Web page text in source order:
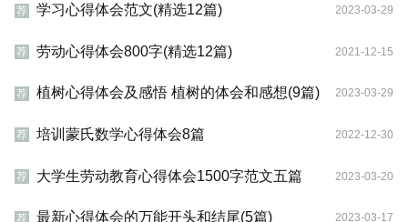
荐 学习心得体会范文(精选12篇) 2023-03-29
荐 劳动心得体会800字(精选12篇) 2021-12-15
荐 植树心得体会及感悟 植树的体会和感想(9篇) 2023-03-29
荐 培训蒙氏数学心得体会8篇 2022-12-30
荐 大学生劳动教育心得体会1500字范文五篇 2023-03-20
荐 最新心得体会的万能开头和结尾(5篇) 2023-03-17